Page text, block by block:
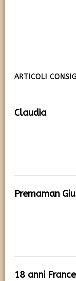
ARTICOLI
Claudia
Premaman
18 anni